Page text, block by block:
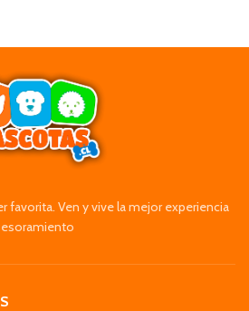
favorita. Ven y vive la mejor experiencia